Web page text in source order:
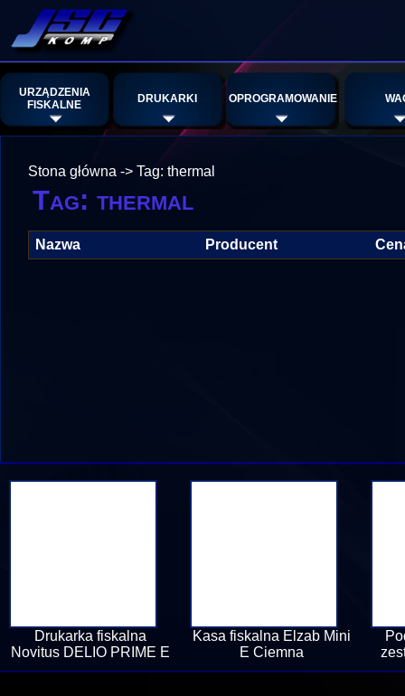
URZĄDZENIA
FISKALNE
DRUKARKI OPROGRAMOWANIE
Stona główna -> Tag: thermal
Tag: thermal
Nazwa Producent
Drukarka fiskalna
Novitus DELIO PRIME E
Kasa fiskalna Elzab Mini
E Ciemna